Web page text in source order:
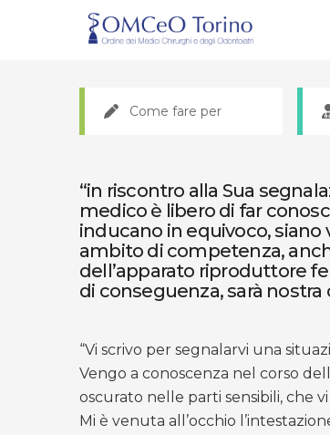
Come fare per
“in riscontro alla Sua
medico è libero di far
inducano in equivoco, siano
ambito di competenza,
dell’apparato riproduttore
di conseguenza, sarà nostra
“Vi scrivo per segnalarvi una
Vengo a conoscenza nel corso
oscurato nelle parti sensibili, che
Mi è venuta all’occhio